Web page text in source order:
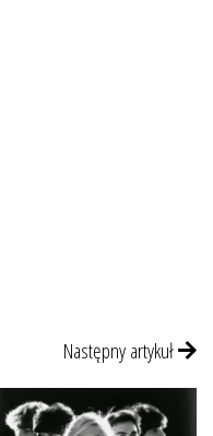
Następny artykuł